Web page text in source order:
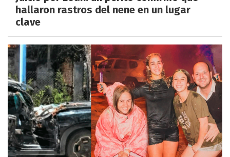
hallaron rastros del nene en un lugar
clave